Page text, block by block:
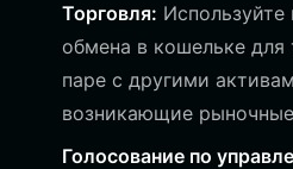
Торговля:
обмена в кошельке для
паре с другими
возникающие
Голосование по